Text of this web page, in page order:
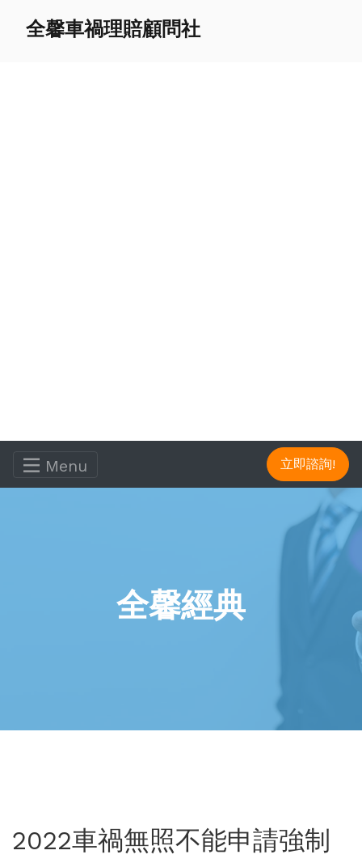
全馨車禍理賠顧問社
Menu 立即諮詢!
全馨經典
2022車禍無照不能申請強制